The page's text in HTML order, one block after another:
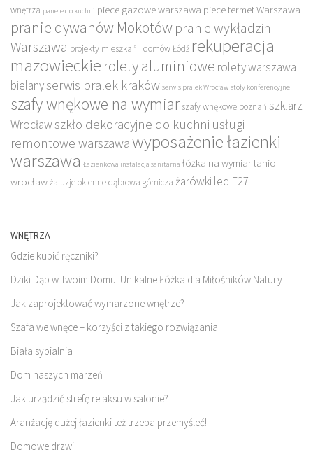
wnętrza panele do kuchni piece gazowe warszawa piece termet Warszawa
pranie dywanów Mokotów pranie wykładzin
Warszawa projekty mieszkań i domów Łódź rekuperacja
mazowieckie rolety aluminiowe rolety warszawa
bielanyserwis pralek kraków serwis pralek Wrocław stoły konferencyjne
szafy wnękowe na wymiar szafy wnękowe poznań szklarz
Wrocław szkło dekoracyjne do kuchni usługi
remontowe warszawawyposażenie łazienki
warszawa Łazienkowa instalacja sanitarna łóżka na wymiar tanio
wrocławżaluzje okienne dąbrowa górnicza żarówki led E27
WNĘTRZA
Gdzie kupić ręczniki?
Dziki Dąb w Twoim Domu: Unikalne Łóżka dla Miłośników Natury
Jak zaprojektować wymarzone wnętrze?
Szafa we wnęce – korzyści z takiego rozwiązania
Biała sypialnia
Dom naszych marzeń
Jak urządzić strefę relaksu w salonie?
Aranżację dużej łazienki też trzeba przemyśleć!
Domowe drzwi